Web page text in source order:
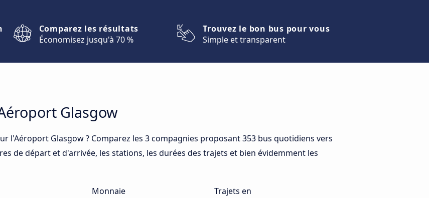
Comparez les résultats
Économisez jusqu'à 70 %
Trouvez le bon bus pour vous
Simple et transparent
Glasgow
l'Aéroport Glasgow ? Comparez les 3 compagnies proposant 353 bus quotidiens vers
de départ et d'arrivée, les stations, les durées des trajets et bien évidemment les
Monnaie
Trajets en